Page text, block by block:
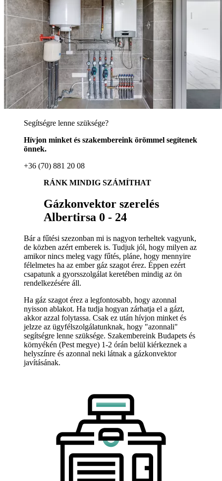
Segítségre lenne szüksége?
Hívjon minket és szakembereink örömmel segítenek
önnek.
+36 (70) 881 20 08
RÁNK MINDIG SZÁMÍTHAT
Gázkonvektor szerelés
Albertirsa 0 - 24
Bár a fűtési szezonban mi is nagyon terheltek vagyunk,
de közben azért emberek is. Tudjuk jól, hogy milyen az
amikor nincs meleg vagy fűtés, pláne, hogy mennyire
félelmetes ha az ember gáz szagot érez. Éppen ezért
csapatunk a gyorsszolgálat keretében mindig az ön
rendelkezésére áll.
Ha gáz szagot érez a legfontosabb, hogy azonnal
nyisson ablakot. Ha tudja hogyan zárhatja el a gázt,
akkor azzal folytassa. Csak ez után hívjon minket és
jelzze az ügyfélszolgálatunknak, hogy "azonnali"
segítségre lenne szüksége. Szakembereink Budapets és
környékén (Pest megye) 1-2 órán belül kiérkeznek a
helyszínre és azonnal neki látnak a gázkonvektor
javításának.